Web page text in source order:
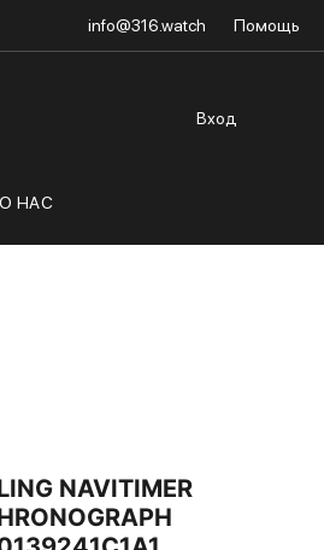
info@316.watch Помощь
Вход
О НАС
NAVITIMER